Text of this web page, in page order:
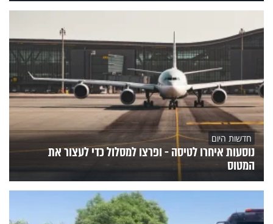
חדשות היום
נוסעות איחרו לטיסה - ופרצו למסלול כדי לעצור את
המטוס